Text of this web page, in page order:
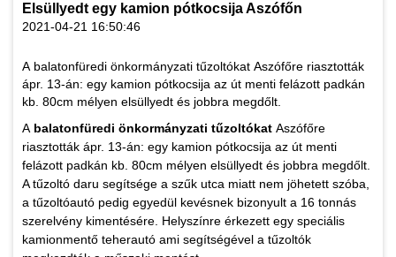
Elsüllyedt egy kamion pótkocsija Aszófőn
2021-04-21 16:50:46
A balatonfüredi önkormányzati tűzoltókat Aszófőre riasztották
ápr. 13-án: egy kamion pótkocsija az út menti felázott padkán
kb. 80cm mélyen elsüllyedt és jobbra megdőlt.
A balatonfüredi önkormányzati tűzoltókat Aszófőre
riasztották ápr. 13-án: egy kamion pótkocsija az út menti
felázott padkán kb. 80cm mélyen elsüllyedt és jobbra megdőlt.
A tűzoltó daru segítsége a szűk utca miatt nem jöhetett szóba,
a tűzoltóautó pedig egyedül kevésnek bizonyult a 16 tonnás
szerelvény kimentésére. Helyszínre érkezett egy speciális
kamionmentő teherautó ami segítségével a tűzoltók